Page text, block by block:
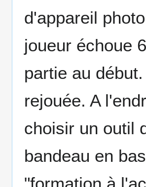
d'appareil
joueur échoue
partie au
rejouée. A
choisir un outil
bandeau en
"formation à